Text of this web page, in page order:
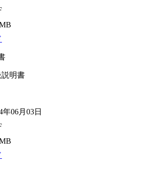
明書
年06月03日